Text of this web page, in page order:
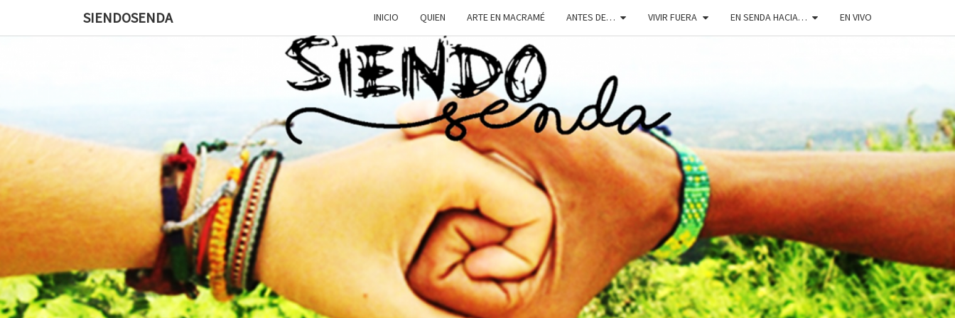
SIENDOSENDA INICIO QUIEN ARTE EN MACRAMÉ ANTES DE… VIVIR FUERA EN SENDA HACIA… EN VIVO
SIENDOSENDA